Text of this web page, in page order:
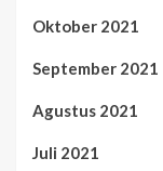
Oktober 2021
September 2021
Agustus 2021
Juli 2021